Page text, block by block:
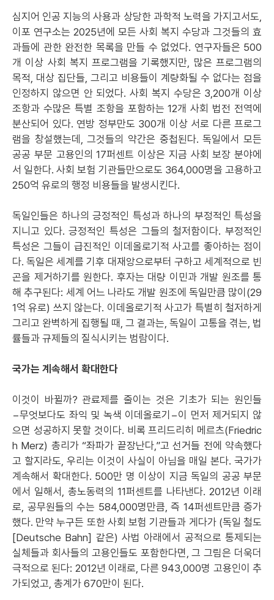
심지어 인공 지능의 사용과 상당한 과학적 노력을 가지고서도,
이포 연구소는 2025년에 모든 사회 복지 수당과 그것들의 효
과들에 관한 완전한 목록을 만들 수 없었다. 연구자들은 500
개 이상 사회 복지 프로그램을 기록했지만, 많은 프로그램의
목적, 대상 집단들, 그리고 비용들이 계량화될 수 없다는 점을
인정하지 않으면 안 되었다. 사회 복지 수당은 3,200개 이상
조항과 수많은 특별 조항을 포함하는 12개 사회 법전 전역에
분산되어 있다. 연방 정부만도 300개 이상 서로 다른 프로그
램을 창설했는데, 그것들의 약간은 중첩된다. 독일에서 모든
공공 부문 고용인의 17퍼센트 이상은 지금 사회 보장 분야에
서 일한다. 사회 보험 기관들만으로도 364,000명을 고용하고
250억 유로의 행정 비용들을 발생시킨다.
독일인들은 하나의 긍정적인 특성과 하나의 부정적인 특성을
지니고 있다. 긍정적인 특성은 그들의 철저함이다. 부정적인
특성은 그들이 급진적인 이데올로기적 사고를 좋아하는 점이
다. 독일은 세계를 기후 대재앙으로부터 구하고 세계적으로 빈
곤을 제거하기를 원한다. 후자는 대량 이민과 개발 원조를 통
해 추구된다: 세계 어느 나라도 개발 원조에 독일만큼 많이(29
1억 유로) 쓰지 않는다. 이데올로기적 사고가 특별히 철저하게
그리고 완벽하게 집행될 때, 그 결과는, 독일이 고통을 겪는, 법
률들과 규제들의 질식시키는 범람이다.
국가는 계속해서 확대한다
이것이 바뀔까? 관료제를 줄이는 것은 기초가 되는 원인들
−무엇보다도 좌익 및 녹색 이데올로기−이 먼저 제거되지 않
으면 성공하지 못할 것이다. 비록 프리드리히 메르츠(Friedric
h Merz) 총리가 “좌파가 끝장난다,”고 선거들 전에 약속했다
고 할지라도, 우리는 이것이 사실이 아님을 매일 본다. 국가가
계속해서 확대한다. 500만 명 이상이 지금 독일의 공공 부문
에서 일해서, 총노동력의 11퍼센트를 나타낸다. 2012년 이래
로, 공무원들의 수는 584,000명만큼, 즉 14퍼센트만큼 증가
했다. 만약 누구든 또한 사회 보험 기관들과 게다가 (독일 철도
[Deutsche Bahn] 같은) 사법 아래에서 공적으로 통제되는
실체들과 회사들의 고용인들도 포함한다면, 그 그림은 더욱더
극적으로 된다: 2012년 이래로, 다른 943,000명 고용인이 추
가되었고, 총계가 670만이 된다.